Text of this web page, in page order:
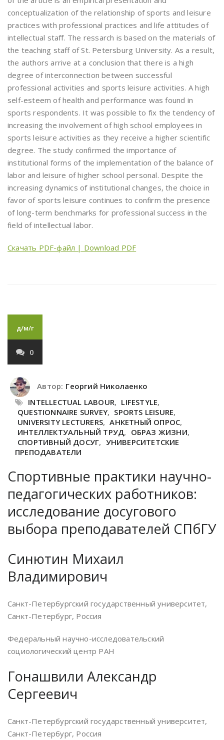
conceptualization of the relationship of sports and leisure
practices with professional practices and life attitudes of
intellectual staff. The ressarch is based on the materials of
the teaching staff of St. Petersburg University. As a result,
the authors arrive at a conclusion that there is a high
degree of interconnection between successful
professional activities and sports leisure activities. A high
self-esteem of health and performance was found in
sports respondents. It was possible to fix the tendency of
increasing the involvement of high school employees in
sports leisure activities as they receive a higher scientific
degree. The study confirmed the importance of
institutional forms of the implementation of the balance of
labor and leisure of higher school personal. Despite the
increasing dynamics of institutional changes, the choice in
favor of sports leisure continues to confirm the presence
of long-term benchmarks for professional success in the
field of intellectual labor.
Скачать PDF-файл | Download PDF
д/м/г
0
Автор: Георгий Николаенко
INTELLECTUAL LABOUR, LIFESTYLE,
QUESTIONNAIRE SURVEY, SPORTS LEISURE,
UNIVERSITY LECTURERS, АНКЕТНЫЙ ОПРОС,
ИНТЕЛЛЕКТУАЛЬНЫЙ ТРУД, ОБРАЗ ЖИЗНИ,
СПОРТИВНЫЙ ДОСУГ, УНИВЕРСИТЕТСКИЕ
ПРЕПОДАВАТЕЛИ
Спортивные практики научно-
педагогических работников:
исследование досугового
выбора преподавателей СПбГУ
Синютин Михаил
Владимирович
Санкт-Петербургский государственный университет,
Санкт-Петербург, Россия
Федеральный научно-исследовательский
социологический центр РАН
Гонашвили Александр
Сергеевич
Санкт-Петербургский государственный университет,
Санкт-Петербург, Россия